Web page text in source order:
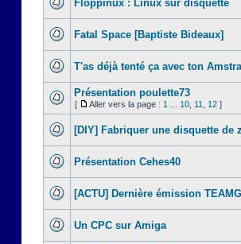
Floppinux : Linux sur disquette
Fatal Space [Baptiste Bideaux]
T'as déjà tenté ça avec ton
Présentation poulette73
[ Aller vers la page : 1 10 11 12 ]
[DIY] Fabriquer une disquette de
Présentation Cehes40
[ACTU] Dernière émission
Un CPC sur Amiga